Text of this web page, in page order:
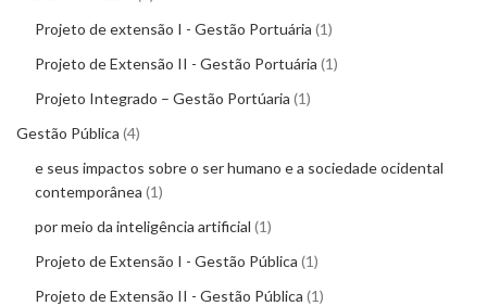
Projeto de extensão I - Gestão Portuária 1
Projeto de Extensão II - Gestão Portuária 1
Projeto Integrado – Gestão Portúaria 1
Gestão Pública 4
e seus impactos sobre o ser humano e a sociedade ocidental
contemporânea 1
por meio da inteligência artificial 1
Projeto de Extensão I - Gestão Pública 1
Projeto de Extensão II - Gestão Pública 1